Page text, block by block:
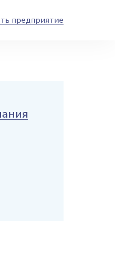
предприятие